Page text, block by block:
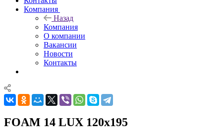
Компания
Назад
Компания
О компании
Вакансии
Новости
Контакты
FOAM 14 LUX 120x195